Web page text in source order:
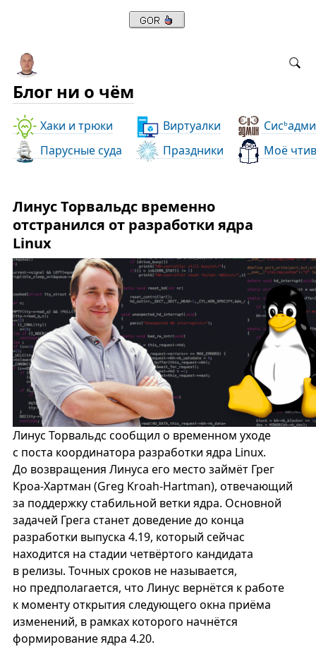
Блог ни о чём
Хаки и трюки Виртуалки Сись
Парусные суда
Праздники Моё
Линус Торвальдс временно
отстранился от разработки ядра
Linux
Линус Торвальдс сообщил о временном уходе
с поста координатора разработки ядра Linux.
До возвращения Линуса его место займёт Грег
Кроа-Хартман (Greg Kroah-Hartman), отвечающий
за поддержку стабильной ветки ядра. Основной
задачей Грега станет доведение до конца
разработки выпуска 4.19, который сейчас
находится на стадии четвёртого кандидата
в релизы. Точных сроков не называется,
но предполагается, что Линус вернётся к работе
к моменту открытия следующего окна приёма
изменений, в рамках которого начнётся
формирование ядра 4.20.